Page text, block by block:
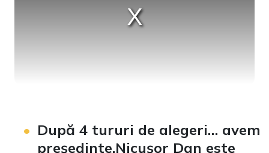
După 4 tururi de alegeri… avem
președinte.Nicușor Dan este